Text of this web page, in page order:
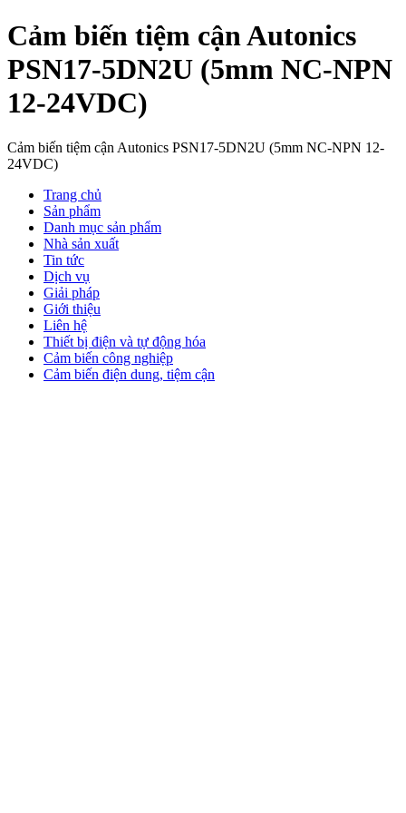
Cảm biến tiệm cận Autonics
PSN17-5DN2U (5mm NC-NPN
12-24VDC)
Cảm biến tiệm cận Autonics PSN17-5DN2U (5mm NC-NPN 12-
24VDC)
Trang chủ
Sản phẩm
Danh mục sản phẩm
Nhà sản xuất
Tin tức
Dịch vụ
Giải pháp
Giới thiệu
Liên hệ
Thiết bị điện và tự động hóa
Cảm biến công nghiệp
Cảm biến điện dung, tiệm cận